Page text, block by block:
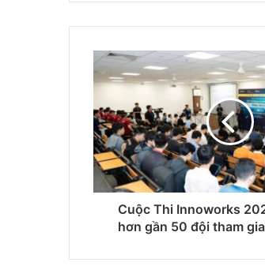
Cuộc Thi Innoworks
hơn gần 50 đội tham